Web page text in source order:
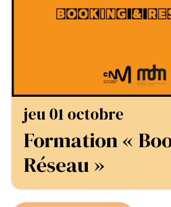
jeu 01 octobre
Formation «
Réseau »